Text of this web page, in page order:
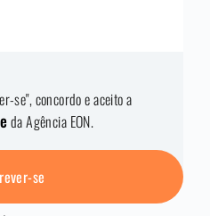
se", concordo e aceito a
da Agência EON.
se